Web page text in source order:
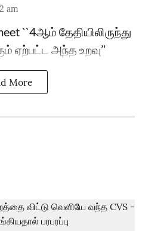
am
``4ஆம் தேதியிலிருந்து
ஏற்பட்ட அந்த உறவு’’
More